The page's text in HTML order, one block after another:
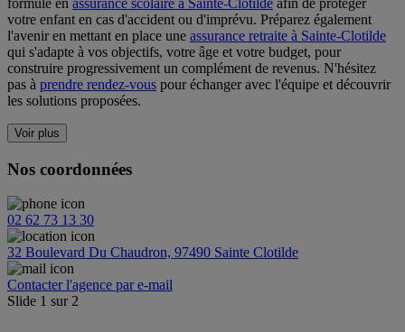
votre enfant en cas d'accident ou d'imprévu. Préparez également
l'avenir en mettant en place une assurance retraite à Sainte-Clotilde
qui s'adapte à vos objectifs, votre âge et votre budget, pour
construire progressivement un complément de revenus. N'hésitez
pas à prendre rendez-vous pour échanger avec l'équipe et découvrir
les solutions proposées.
Voir plus
Nos coordonnées
02 62 73 13 30
32 Boulevard Du Chaudron, 97490 Sainte Clotilde
Contacter l'agence par e-mail
Slide 1 sur 2